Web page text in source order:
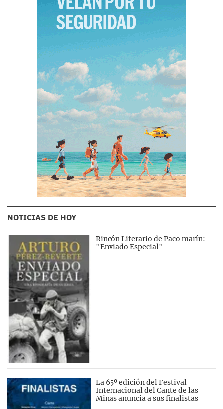
NOTICIAS DE HOY
Rincón Literario de Paco marín:
"Enviado Especial"
La 65º edición del Festival
Internacional del Cante de las
Minas anuncia a sus finalistas